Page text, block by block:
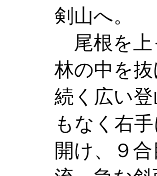
剣山へ。
尾根を上
林の中を
続く広い
もなく右
開け、９